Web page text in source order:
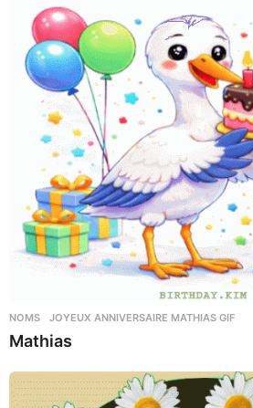
NOMS JOYEUX ANNIVERSAIRE MATHIAS GIF
Mathias